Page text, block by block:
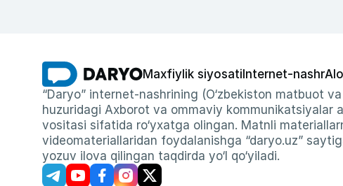
Maxfiylik siyosati Internet-nashr
“Daryo” internet-nashrining (O‘zbekiston matbuot
huzuridagi Axborot va ommaviy
vositasi sifatida ro‘yxatga olingan. Matnli
videomateriallaridan foydalanishga “daryo.uz”
yozuv ilova qilingan taqdirda yo‘l qo‘yiladi.